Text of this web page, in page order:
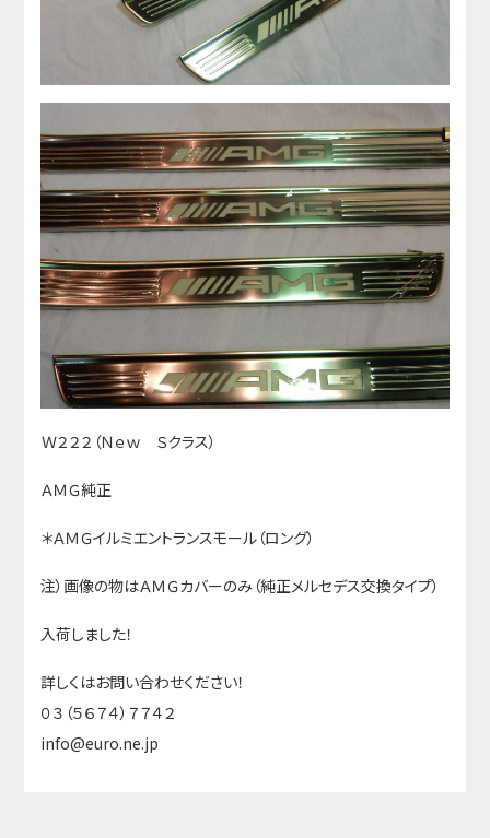
Ｗ２２２（Ｎｅｗ Ｓクラス）
ＡＭＧ純正
＊ＡＭＧイルミエントランスモール（ロング）
注）画像の物はＡＭＧカバーのみ（純正メルセデス交換タイプ）
入荷しました！
詳しくはお問い合わせください！
０３（５６７４）７７４２
info@euro.ne.jp